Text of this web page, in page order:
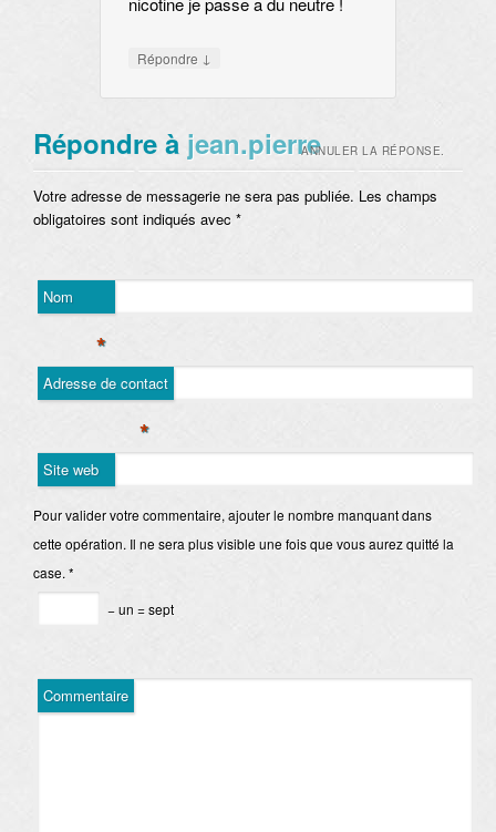
Répondre ↓
Répondre à jean.pierreANNULER LA RÉPONSE.
Votre adresse de messagerie ne sera pas publiée. Les champs
obligatoires sont indiqués avec *
Nom
*
Adresse de contact
*
Site web
Pour valider votre commentaire, ajouter le nombre manquant dans
cette opération. Il ne sera plus visible une fois que vous aurez quitté la
case. *
− un = sept
Commentaire